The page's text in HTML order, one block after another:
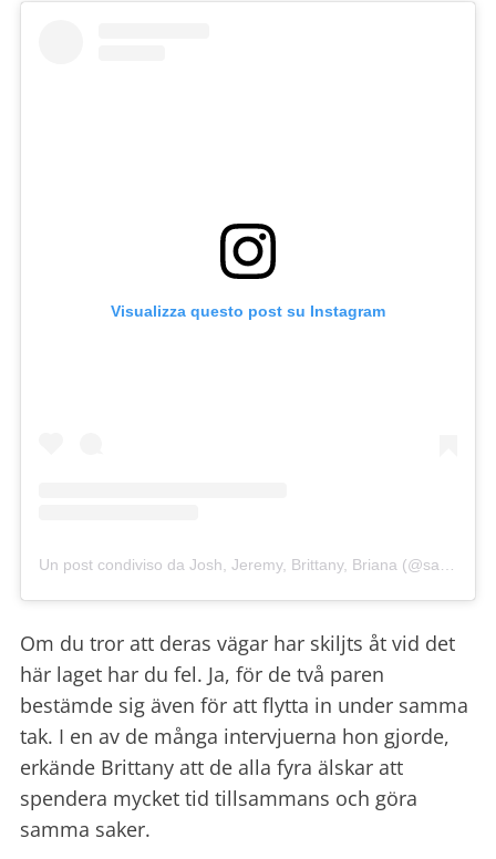
Visualizza questo post su Instagram
Om du tror att deras vägar har skiljts åt vid det
här laget har du fel. Ja, för de två paren
bestämde sig även för att flytta in under samma
tak. I en av de många intervjuerna hon gjorde,
erkände Brittany att de alla fyra älskar att
spendera mycket tid tillsammans och göra
samma saker.